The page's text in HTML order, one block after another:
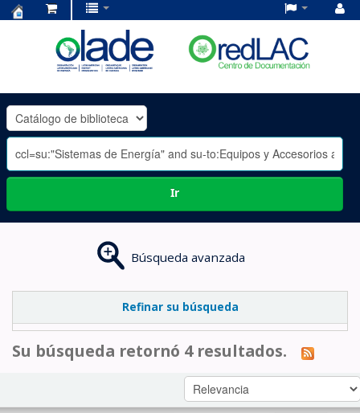
OLADE
-
Ir
Búsqueda avanzada
Refinar su búsqueda
Su búsqueda retornó 4 resultados.